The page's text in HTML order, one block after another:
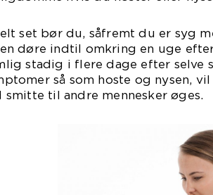
set bør du, såfremt du er syg
døre indtil omkring en uge
stadig i flere dage efter selve
så som hoste og nysen,
smitte til andre mennesker øges.